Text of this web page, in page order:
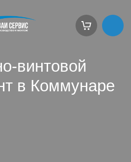
винтовой
в Коммунаре